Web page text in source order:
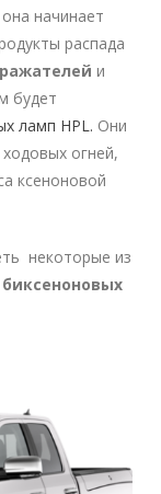
начинает
распада
и
будет
ламп HPL. Они
огней,
ксеноновой
некоторые из